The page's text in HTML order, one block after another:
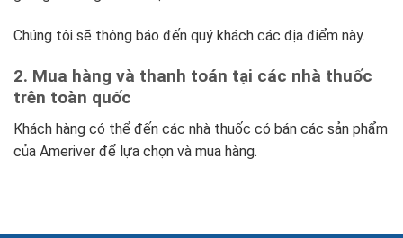
Chúng tôi sẽ thông báo đến quý khách các địa điểm này.
2. Mua hàng và thanh toán tại các nhà thuốc
trên toàn quốc
Khách hàng có thể đến các nhà thuốc có bán các sản phẩm
của Ameriver để lựa chọn và mua hàng.